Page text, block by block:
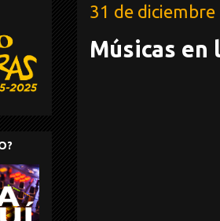
31 de
Músicas en